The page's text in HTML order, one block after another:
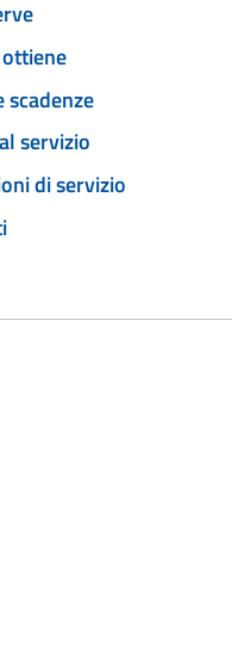
ottiene
scadenze
servizio
di servizio